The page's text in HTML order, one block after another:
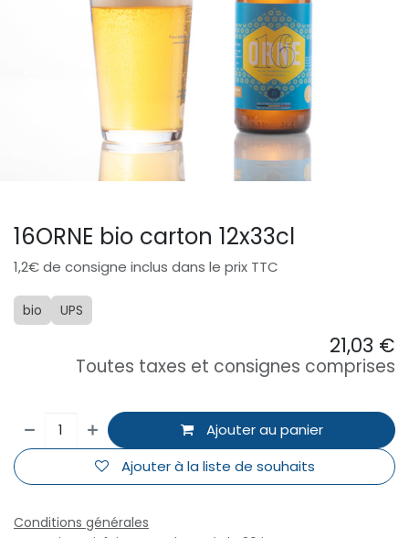
16ORNE bio carton 12x33cl
1,2€ de consigne inclus dans le prix TTC
bio UPS
21,03 €
Toutes taxes et consignes comprises
Ajouter au panier
Ajouter à la liste de souhaits
Conditions générales